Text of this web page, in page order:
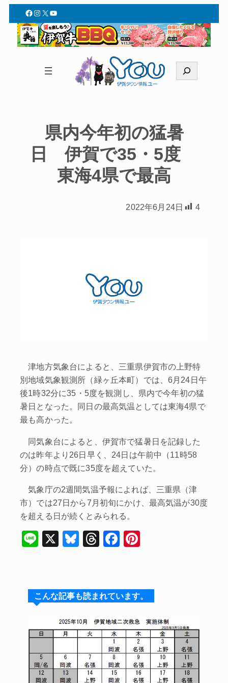
Facebook
Instagram
X YouTube
索
県内今年初の猛暑
日 伊賀で35・5度
東海4県で最高
2022年6月24日 4
津地方気象台によると、三重県伊賀市の上野特
別地域気象観測所（緑ヶ丘本町）では、6月24日午
後1時32分に35・5度を観測し、県内で今年初の猛
暑日となった。同日の最高気温としては東海4県で
最も高かった。
同気象台によると、伊賀市で猛暑日を記録した
のは昨年より26日早く、24日は午前中（11時58
分）の時点で既に35度を超えていた。
気象庁の2週間気温予報によれば、三重県（津
市）では27日から7月初旬にかけ、最高気温が30度
を超える日が続くとみられる。
Li
X
Bl
s
k
y
T
a
d
s
F
e
b
o
o
k
e
st
こんな記事も読まれています。